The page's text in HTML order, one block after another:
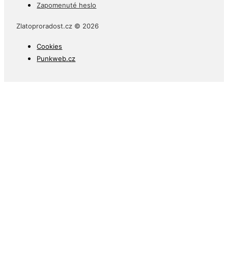
Zapomenuté heslo
Zlatoproradost.cz © 2026
Cookies
Punkweb.cz